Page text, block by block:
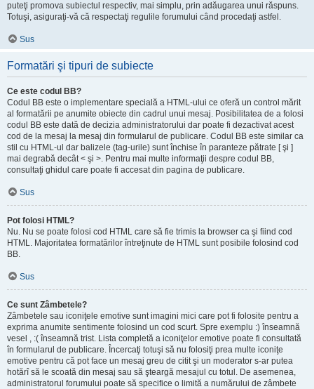
puteţi promova subiectul respectiv, mai simplu, prin adăugarea unui răspuns.
Totuşi, asiguraţi-vă că respectaţi regulile forumului când procedaţi astfel.
Sus
Formatări şi tipuri de subiecte
Ce este codul BB?
Codul BB este o implementare specială a HTML-ului ce oferă un control mărit
al formatării pe anumite obiecte din cadrul unui mesaj. Posibilitatea de a folosi
codul BB este dată de decizia administratorului dar poate fi dezactivat acest
cod de la mesaj la mesaj din formularul de publicare. Codul BB este similar ca
stil cu HTML-ul dar balizele (tag-urile) sunt închise în paranteze pătrate [ şi ]
mai degrabă decât < şi >. Pentru mai multe informaţii despre codul BB,
consultaţi ghidul care poate fi accesat din pagina de publicare.
Sus
Pot folosi HTML?
Nu. Nu se poate folosi cod HTML care să fie trimis la browser ca şi fiind cod
HTML. Majoritatea formatărilor întreţinute de HTML sunt posibile folosind cod
BB.
Sus
Ce sunt Zâmbetele?
Zâmbetele sau iconiţele emotive sunt imagini mici care pot fi folosite pentru a
exprima anumite sentimente folosind un cod scurt. Spre exemplu :) înseamnă
vesel , :( înseamnă trist. Lista completă a iconiţelor emotive poate fi consultată
în formularul de publicare. Încercaţi totuşi să nu folosiţi prea multe iconiţe
emotive pentru că pot face un mesaj greu de citit şi un moderator s-ar putea
hotărî să le scoată din mesaj sau să şteargă mesajul cu totul. De asemenea,
administratorul forumului poate să specifice o limită a numărului de zâmbete